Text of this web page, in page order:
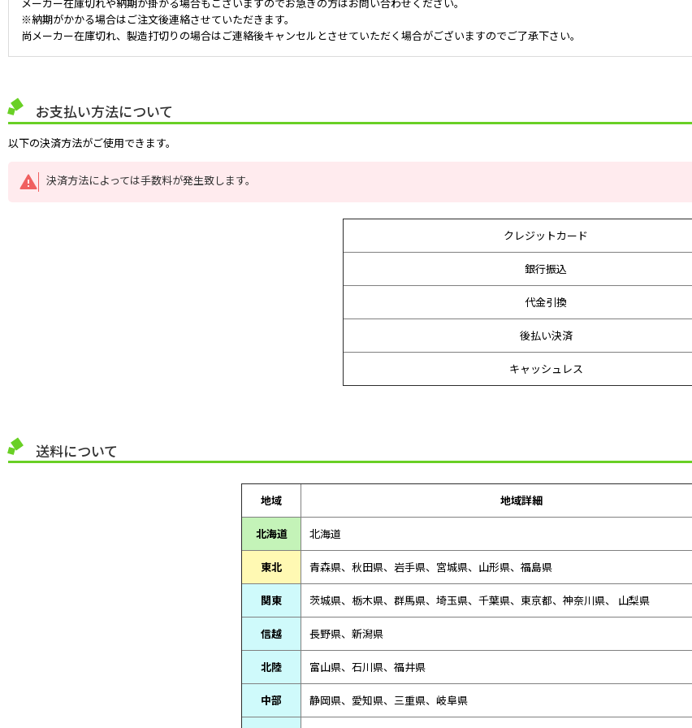
※納期がかかる場合はご注文後連絡させていただきます。
尚メーカー在庫切れ、製造打切りの場合はご連絡後キャンセルとさせていただく場合がございますのでご了承下さい。
お支払い方法について
以下の決済方法がご使用できます。
決済方法によっては手数料が発生致します。
クレジットカード
銀行振込
代金引換
後払い決済
キャッシュレス
送料について
地域 地域詳細
北海道 北海道
東北 青森県、 秋田県、 岩手県、宮城県、山形県、福島県
関東 茨城県、栃木県、群馬県、埼玉県、千葉県、東京都、神奈川県、 山梨県
信越 長野県、新潟県
北陸 富山県、 石川県、 福井県
中部 静岡県、 愛知県、 三重県、 岐阜県